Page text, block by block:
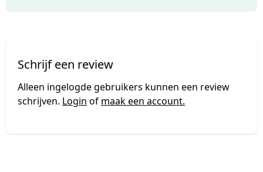
Schrijf een review
Alleen ingelogde gebruikers kunnen een review
schrijven. Login of maak een account.